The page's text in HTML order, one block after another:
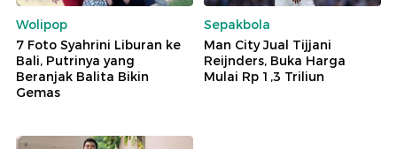
Wolipop
7 Foto Syahrini Liburan ke
Bali, Putrinya yang
Beranjak Balita Bikin
Gemas
Sepakbola
Man City Jual Tijjani
Reijnders, Buka Harga
Mulai Rp 1,3 Triliun